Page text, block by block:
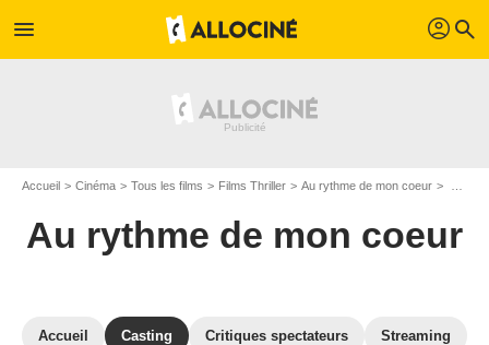
menu profil search
Accueil Cinéma Tous les films Films Thriller Au rythme de mon coeur
Au rythme de mon coeur
Accueil Casting Critiques spectateurs Streaming